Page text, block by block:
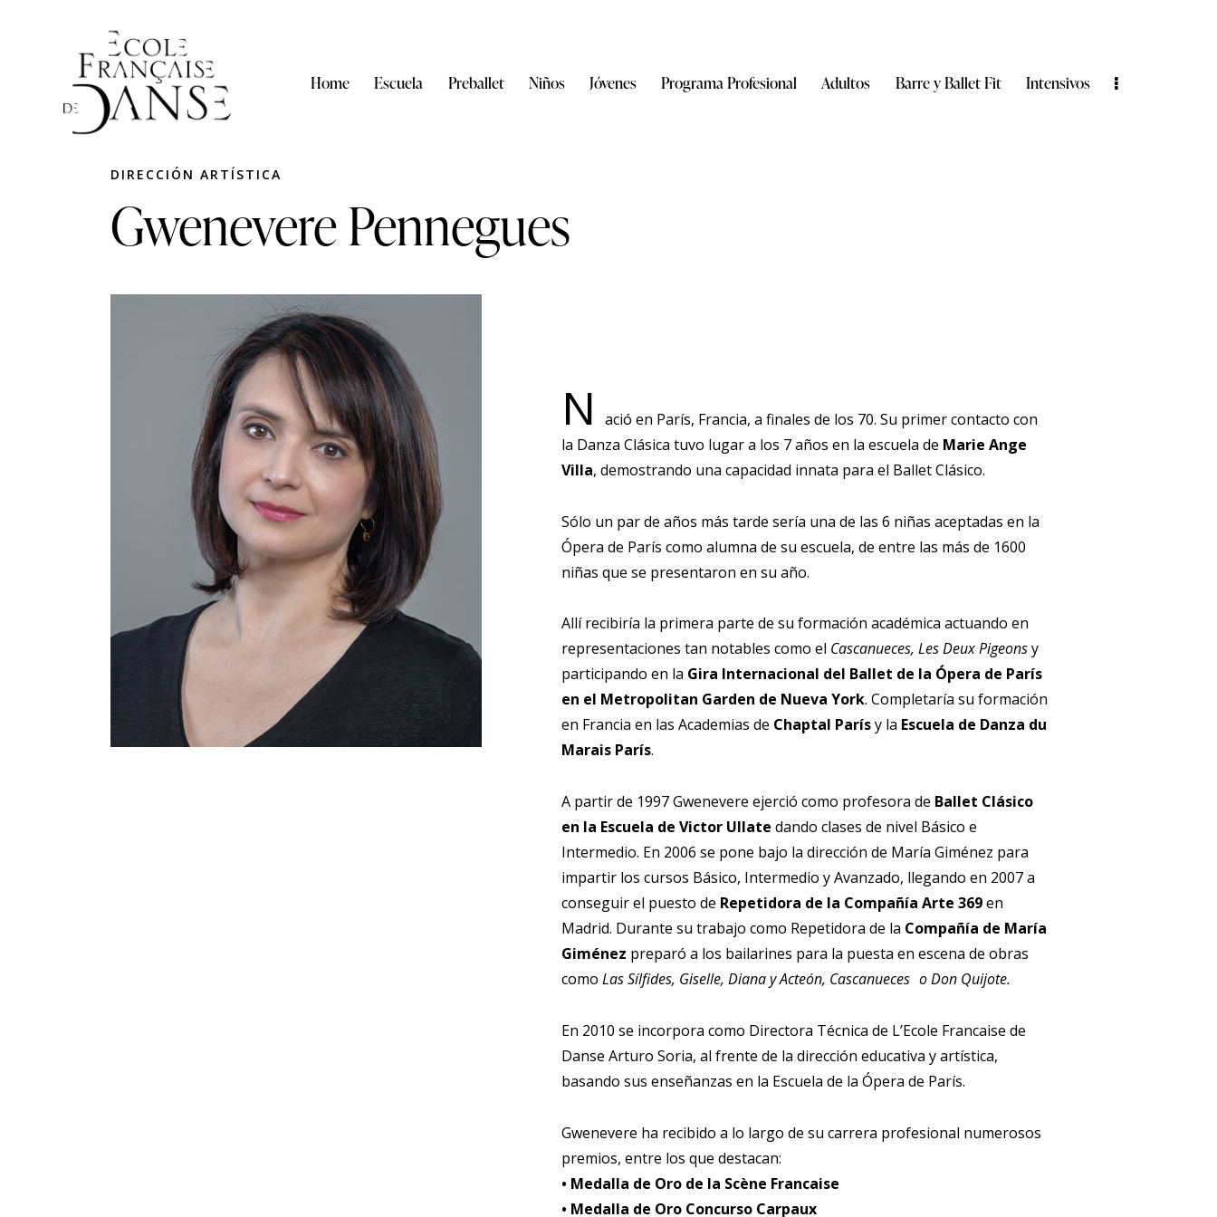
Home Escuela Preballet Niños Jóvenes Programa Profesional Adultos Barre y Ballet Fit Intensivos
DIRECCIÓN ARTÍSTICA
Gwenevere Pennegues
N
ació en París, Francia, a finales de los 70. Su primer contacto con
la Danza Clásica tuvo lugar a los 7 años en la escuela de Marie Ange
Villa, demostrando una capacidad innata para el Ballet Clásico.
Sólo un par de años más tarde sería una de las 6 niñas aceptadas en la
Ópera de París como alumna de su escuela, de entre las más de 1600
niñas que se presentaron en su año.
Allí recibiría la primera parte de su formación académica actuando en
representaciones tan notables como el Cascanueces, Les Deux Pigeonsy
participando en la Gira Internacional del Ballet de la Ópera de París
en el Metropolitan Garden de Nueva York. Completaría su formación
en Francia en las Academias de Chaptal Parísy la Escuela de Danza du
Marais París.
A partir de 1997 Gwenevere ejerció como profesora de Ballet Clásico
en la Escuela de Victor Ullate dando clases de nivel Básico e
Intermedio. En 2006 se pone bajo la dirección de María Giménez para
impartir los cursos Básico, Intermedio y Avanzado, llegando en 2007 a
conseguir el puesto de Repetidora de la Compañía Arte 369en
Madrid. Durante su trabajo como Repetidora de la Compañía de María
Giménez preparó a los bailarines para la puesta en escena de obras
como Las Sílfides, Giselle, Diana y Acteón, Cascanueces o Don Quijote.
En 2010 se incorpora como Directora Técnica de L’Ecole Francaise de
Danse Arturo Soria, al frente de la dirección educativa y artística,
basando sus enseñanzas en la Escuela de la Ópera de París.
Gwenevere ha recibido a lo largo de su carrera profesional numerosos
premios, entre los que destacan:
• Medalla de Oro de la Scène Francaise
• Medalla de Oro Concurso Carpaux